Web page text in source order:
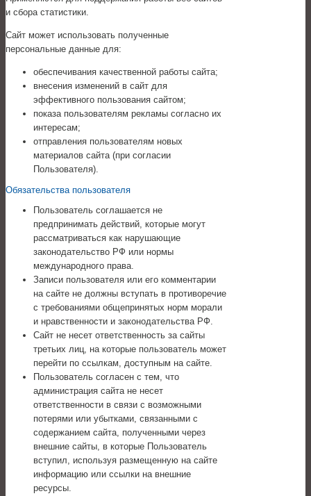
и сбора статистики.
Сайт может использовать полученные
персональные данные для:
обеспечивания качественной работы сайта;
внесения изменений в сайт для
эффективного пользования сайтом;
показа пользователям рекламы согласно их
интересам;
отправления пользователям новых
материалов сайта (при согласии
Пользователя).
Обязательства пользователя
Пользователь соглашается не
предпринимать действий, которые могут
рассматриваться как нарушающие
законодательство РФ или нормы
международного права.
Записи пользователя или его комментарии
на сайте не должны вступать в противоречие
с требованиями общепринятых норм морали
и нравственности и законодательства РФ.
Сайт не несет ответственность за сайты
третьих лиц, на которые пользователь может
перейти по ссылкам, доступным на сайте.
Пользователь согласен с тем, что
администрация сайта не несет
ответственности в связи с возможными
потерями или убытками, связанными с
содержанием сайта, полученными через
внешние сайты, в которые Пользователь
вступил, используя размещенную на сайте
информацию или ссылки на внешние
ресурсы.